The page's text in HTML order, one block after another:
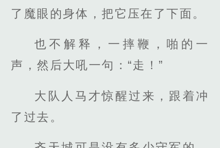
了魔眼的身体，把它压在了下面。
也不解释，一摔鞭，啪的一
声，然后大吼一句：“走！”
大队人马才惊醒过来，跟着冲
了过去。